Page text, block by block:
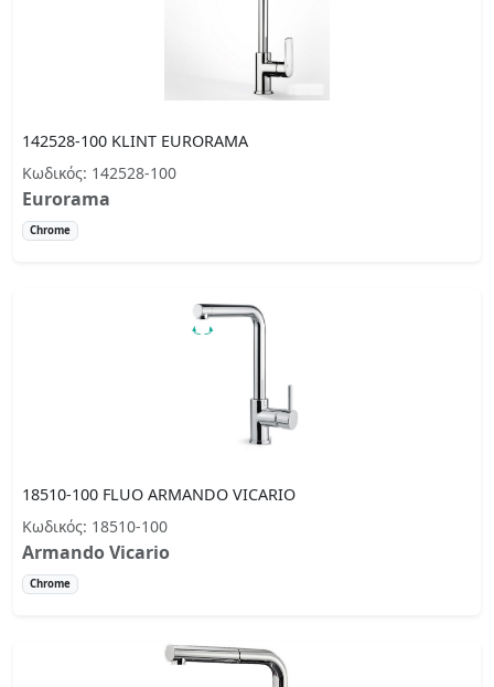
142528-100 KLINT EURORAMA
Κωδικός: 142528-100
Eurorama
Chrome
18510-100 FLUO ARMANDO VICARIO
Κωδικός: 18510-100
Armando Vicario
Chrome